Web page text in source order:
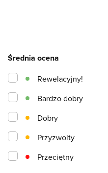
Średnia ocena
Przeciętny
Przyzwoity
Dobry
Bardzo dobry
Rewelacyjny!